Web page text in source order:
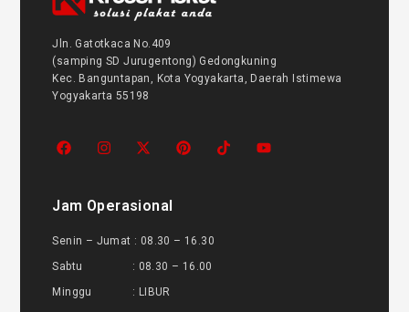
Jln. Gatotkaca No.409
(samping SD Jurugentong) Gedongkuning
Kec. Banguntapan, Kota Yogyakarta, Daerah Istimewa
Yogyakarta 55198
Jam Operasional
Senin – Jumat : 08.30 – 16.30
Sabtu : 08.30 – 16.00
Minggu : LIBUR